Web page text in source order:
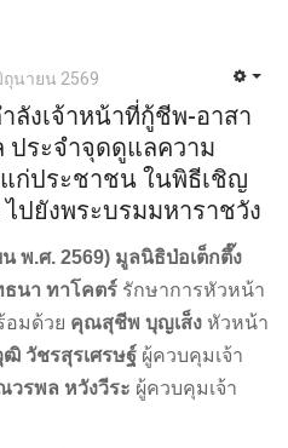
ถุนายน 2569
ลังเจ้าหน้าที่กู้ชีพ-อาสา
ประจำจุดดูแลความ
ก่ประชาชน ในพิธีเชิญ
ปยังพระบรมมหาราชวัง
พ.ศ. 2569) มูลนิธิป่อเต็กตึ๊ง
นา ทาโคตร์ รักษาการหัวหน้า
อมด้วย คุณสุชีพ บุญเส็ง หัวหน้า
วัชรสุรเศรษฐ์ ผู้ควบคุมเจ้า
วรพล หวังวีระ ผู้ควบคุมเจ้า